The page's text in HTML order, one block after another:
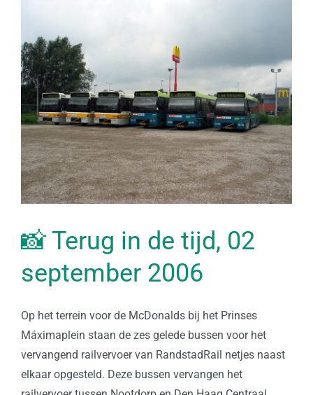
afbeelding
📸 Terug in de tijd, 02
september 2006
Op het terrein voor de McDonalds bij het Prinses
Máximaplein staan de zes gelede bussen voor het
vervangend railvervoer van RandstadRail netjes naast
elkaar opgesteld. Deze bussen vervangen het